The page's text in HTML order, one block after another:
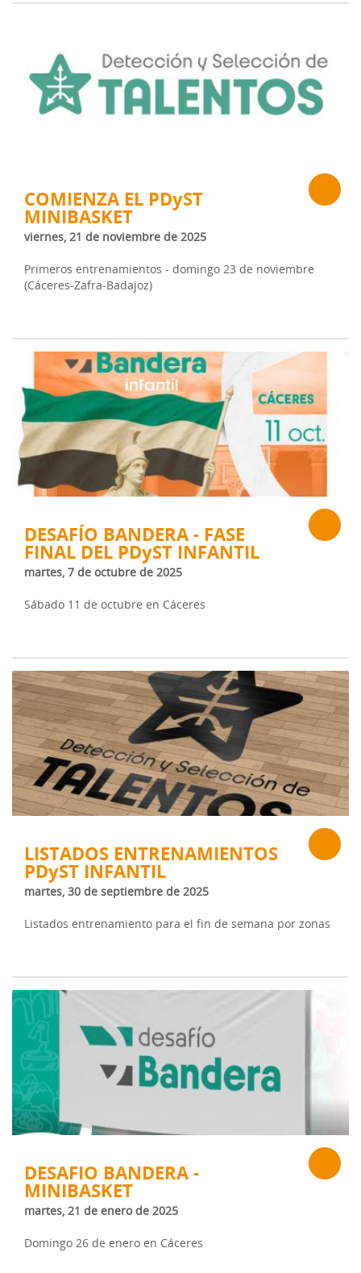
COMIENZA EL PDyST
MINIBASKET
viernes, 21 de noviembre de 2025
Primeros entrenamientos - domingo 23 de noviembre
(Cáceres-Zafra-Badajoz)
DESAFÍO BANDERA - FASE
FINAL DEL PDyST INFANTIL
martes, 7 de octubre de 2025
Sábado 11 de octubre en Cáceres
LISTADOS ENTRENAMIENTOS
PDyST INFANTIL
martes, 30 de septiembre de 2025
Listados entrenamiento para el fin de semana por zonas
DESAFIO BANDERA -
MINIBASKET
martes, 21 de enero de 2025
Domingo 26 de enero en Cáceres